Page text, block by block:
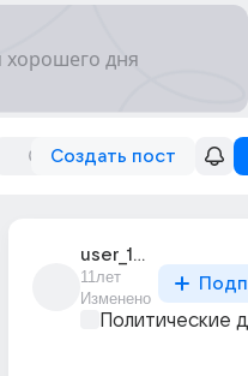
Создать пост
user_194971303
11лет
Изменено
Политические